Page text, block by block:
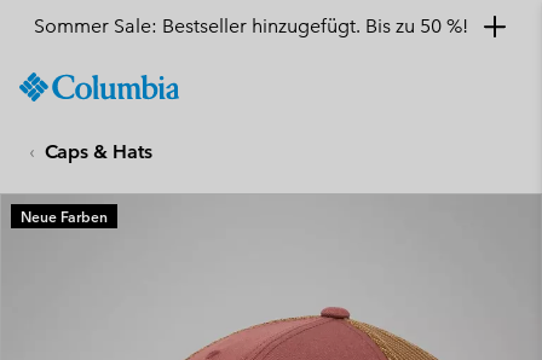
TO
SKIP
MAIN
NAV
Sommer Sale: Bestseller hinzugefügt. Bis zu 50 %!
Caps & Hats
Neue Farben